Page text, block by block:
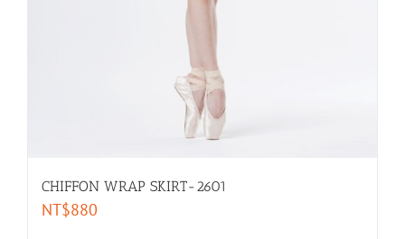
CHIFFON WRAP SKIRT-2601
NT$880